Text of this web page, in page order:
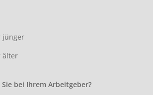
jünger
älter
bei Ihrem Arbeitgeber?